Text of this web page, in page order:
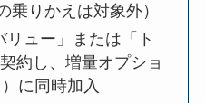
乗りかえは対象外）
リュー」または「ト
約し、増量オプショ
に同時加入